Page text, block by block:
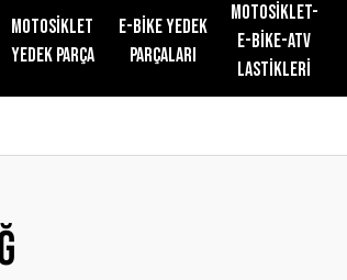
Motosiklet
Yedek Parça
E-Bike Yedek
Parçaları
Motosiklet-
E-Bike-ATV
Lastikleri